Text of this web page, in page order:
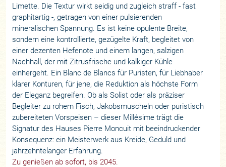
Limette. Die Textur wirkt seidig und zugleich straff - fast
graphitartig -, getragen von einer pulsierenden
mineralischen Spannung. Es ist keine opulente Breite,
sondern eine kontrollierte, gezügelte Kraft, begleitet von
einer dezenten Hefenote und einem langen, salzigen
Nachhall, der mit Zitrusfrische und kalkiger Kühle
einhergeht. Ein Blanc de Blancs für Puristen, für Liebhaber
klarer Konturen, für jene, die Reduktion als höchste Form
der Eleganz begreifen. Ob als Solist oder als präziser
Begleiter zu rohem Fisch, Jakobsmuscheln oder puristisch
zubereiteten Vorspeisen – dieser Millésime trägt die
Signatur des Hauses Pierre Moncuit mit beeindruckender
Konsequenz: ein Meisterwerk aus Kreide, Geduld und
jahrzehntelanger Erfahrung.
Zu genießen ab sofort, bis 2045.